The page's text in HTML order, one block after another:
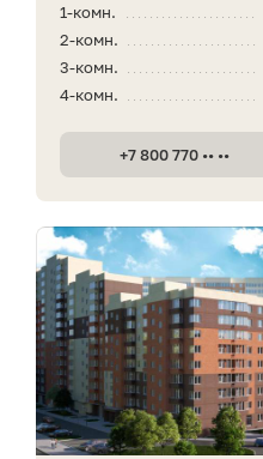
1-комн.
2-комн.
3-комн.
4-комн.
+7 800 770 •• ••